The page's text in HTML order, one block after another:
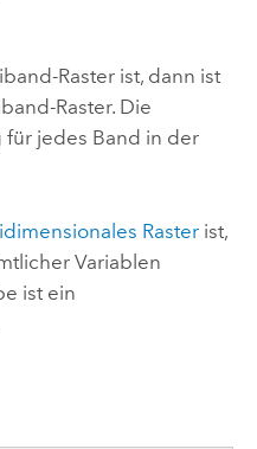
Raster ist, dann ist
Raster. Die
jedes Band in der
Rasterist,
Variablen
ist ein